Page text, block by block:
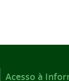
Acesso à